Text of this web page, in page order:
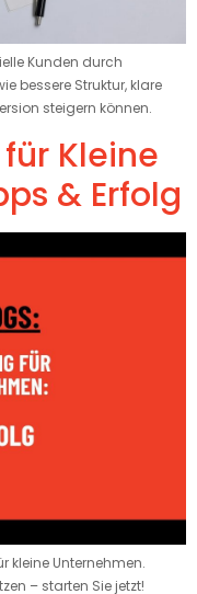
Kunden durch
bessere Struktur, klare
steigern können.
Kleine
& Erfolg
kleine Unternehmen.
– starten Sie jetzt!